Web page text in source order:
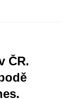
ČR.